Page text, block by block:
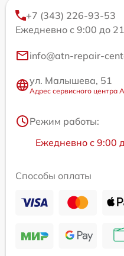
+7 (343) 226-93-53
Ежедневно с 9:00 до
info@atn-repair-
ул. Малышева, 51
Адрес сервисного центра
Режим работы:
Ежедневно с 9:00
Способы оплаты